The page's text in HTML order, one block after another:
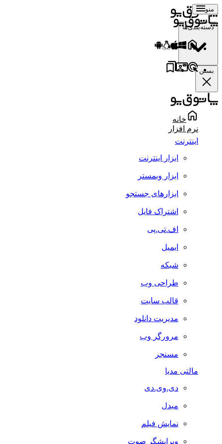
منو
دسته‌بندی‌ها
بستن
خانه
نرم افزار
اینترنت
ابزار اینترنت
ابزار وبمستر
ابزارهای جستجو
اشتراک فایل
اف.تی.پی
ایمیل
شبکه
طراحی وب
قالب سایت
مدیریت دانلود
مرورگر وب
مسنجر
مالتی مدیا
دی.وی.دی
مبدل
نمایش فیلم
ویرایشگر صوت